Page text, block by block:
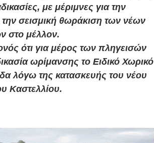
με μέριμνες για την
σεισμική θωράκιση των νέων
στο μέλλον.
ότι για μέρος των πληγεισών
ωρίμανσης το Ειδικό Χωρικό
λόγω της κατασκευής του νέου
Καστελλίου.